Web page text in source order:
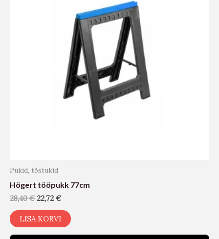
Pukid, tõstukid
Högert tööpukk 77cm
28,40€ 22,72 €
LISA KORVI